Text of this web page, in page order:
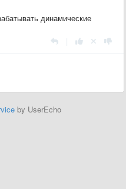
динамические
by UserEcho